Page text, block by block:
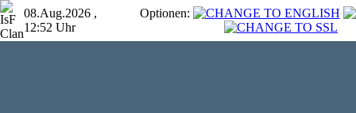
08.Aug.2026 ,
12:52 Uhr
Optionen: